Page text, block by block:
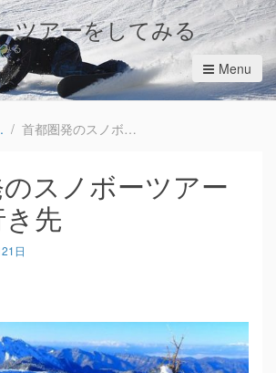
ツアーをしてみる
る
Menu
首都圏発のスノボーツアーの主な行き先
スノボーツアー
先
日